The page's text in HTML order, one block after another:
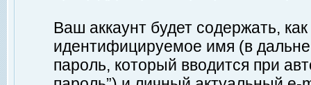
Ваш аккаунт будет содержать,
идентифицируемое имя (в
пароль, который вводится при